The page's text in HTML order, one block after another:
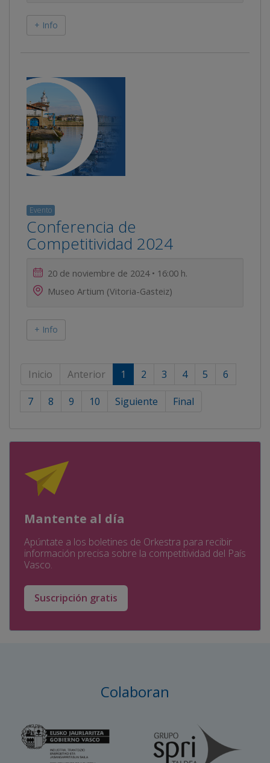
+ Info
Evento
Conferencia de
Competitividad 2024
20 de noviembre de 2024 • 16:00 h.
Museo Artium (Vitoria-Gasteiz)
+ Info
Inicio Anterior 1 2 3 4 5 6
7 8 9 10 Siguiente Final
Mantente al día
Apúntate a los boletines de Orkestra para recibir
información precisa sobre la competitividad del País
Vasco.
Suscripción gratis
Colaboran